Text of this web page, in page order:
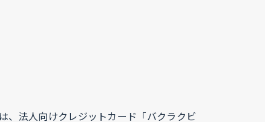
、法人向けクレジットカード「バクラクビ